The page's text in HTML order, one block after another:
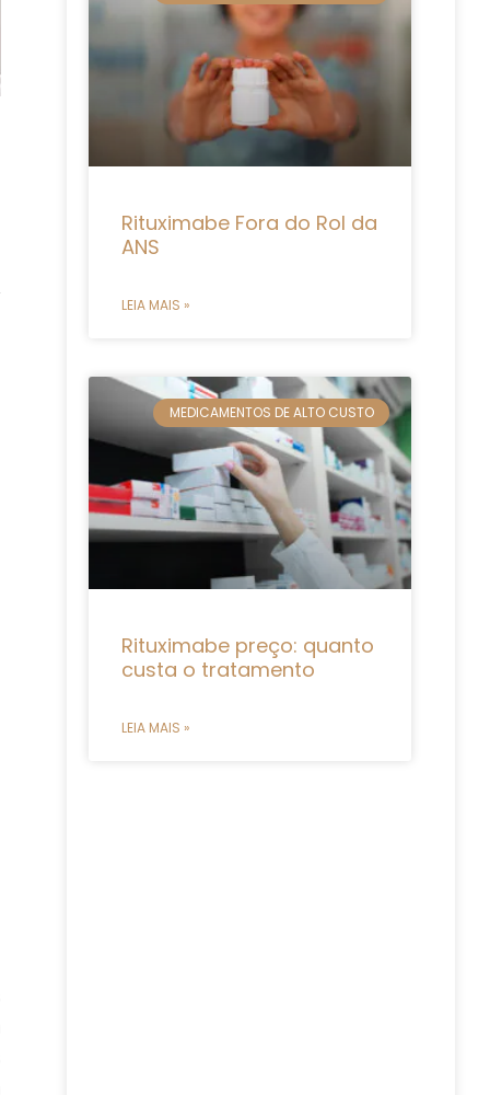
Rituximabe Fora do Rol da
ANS
LEIA MAIS »
MEDICAMENTOS DE ALTO CUSTO
Rituximabe preço: quanto
custa o tratamento
LEIA MAIS »